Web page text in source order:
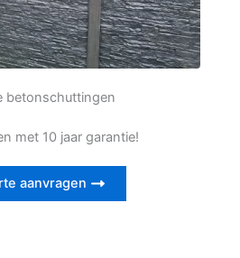
betonschuttingen
met 10 jaar garantie!
aanvragen